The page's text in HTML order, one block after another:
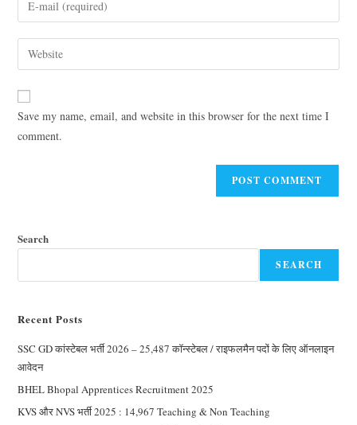
Save my name, email, and website in this browser for the next time I
comment.
Search
SEARCH
Recent Posts
SSC GD कांस्टेबल भर्ती 2026 – 25,487 कॉन्स्टेबल / राइफलमैन पदों के लिए ऑनलाइन
आवेदन
BHEL Bhopal Apprentices Recruitment 2025
KVS और NVS भर्ती 2025 : 14,967 Teaching & Non Teaching